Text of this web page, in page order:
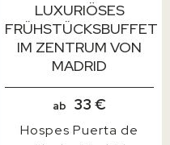
LUXURIÖSES
FRÜHSTÜCKSBUFFET
IM ZENTRUM VON
MADRID
ab 33 €
Hospes Puerta de